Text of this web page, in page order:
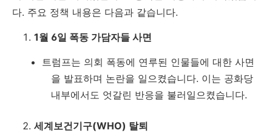
다. 주요 정책 내용은 다음과 같습니다.
1월 6일 폭동 가담자들 사면
트럼프는 의회 폭동에 연루된 인물들에 대한 사면
을 발표하며 논란을 일으켰습니다. 이는 공화당
내부에서도 엇갈린 반응을 불러일으켰습니다.
세계보건기구(WHO) 탈퇴